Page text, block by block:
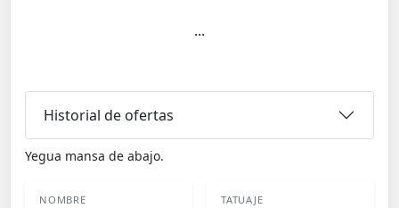
...
Historial de ofertas
Yegua mansa de abajo.
NOMBRE TATUAJE